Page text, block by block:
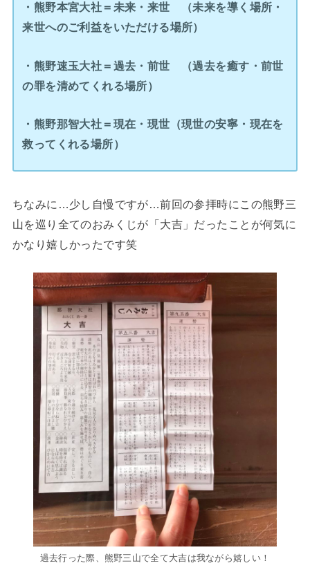
・熊野本宮大社＝未来・来世 （未来を導く場所・
来世へのご利益をいただける場所）
・熊野速玉大社＝過去・前世 （過去を癒す・前世
の罪を清めてくれる場所）
・熊野那智大社＝現在・現世（現世の安寧・現在を
救ってくれる場所）
ちなみに…少し自慢ですが…前回の参拝時にこの熊野三
山を巡り全てのおみくじが「大吉」だったことが何気に
かなり嬉しかったです笑
過去行った際、熊野三山で全て大吉は我ながら嬉しい！